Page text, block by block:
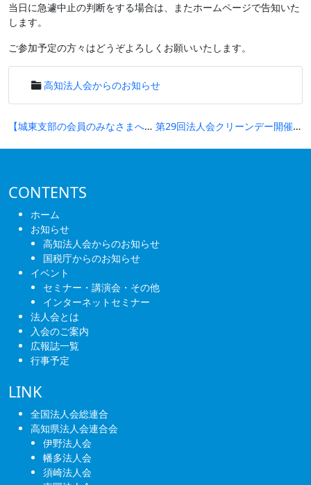
当日に急遽中止の判断をする場合は、またホームページで告知いた
します。
ご参加予定の方々はどうぞよろしくお願いいたします。
高知法人会からのお知らせ
投
稿
ビ
ゲ
ー
ョ
【城東支部の会員のみなさまへご案内】ご案内文書における住所誤記のお詫びと訂正について 第29回法人会クリーンデー開催のご案内
CONTENTS
ホーム
お知らせ
高知法人会からのお知らせ
国税庁からのお知らせ
イベント
セミナー・講演会・その他
インターネットセミナー
法人会とは
入会のご案内
広報誌一覧
行事予定
LINK
全国法人会総連合
高知県法人会連合会
伊野法人会
幡多法人会
須崎法人会